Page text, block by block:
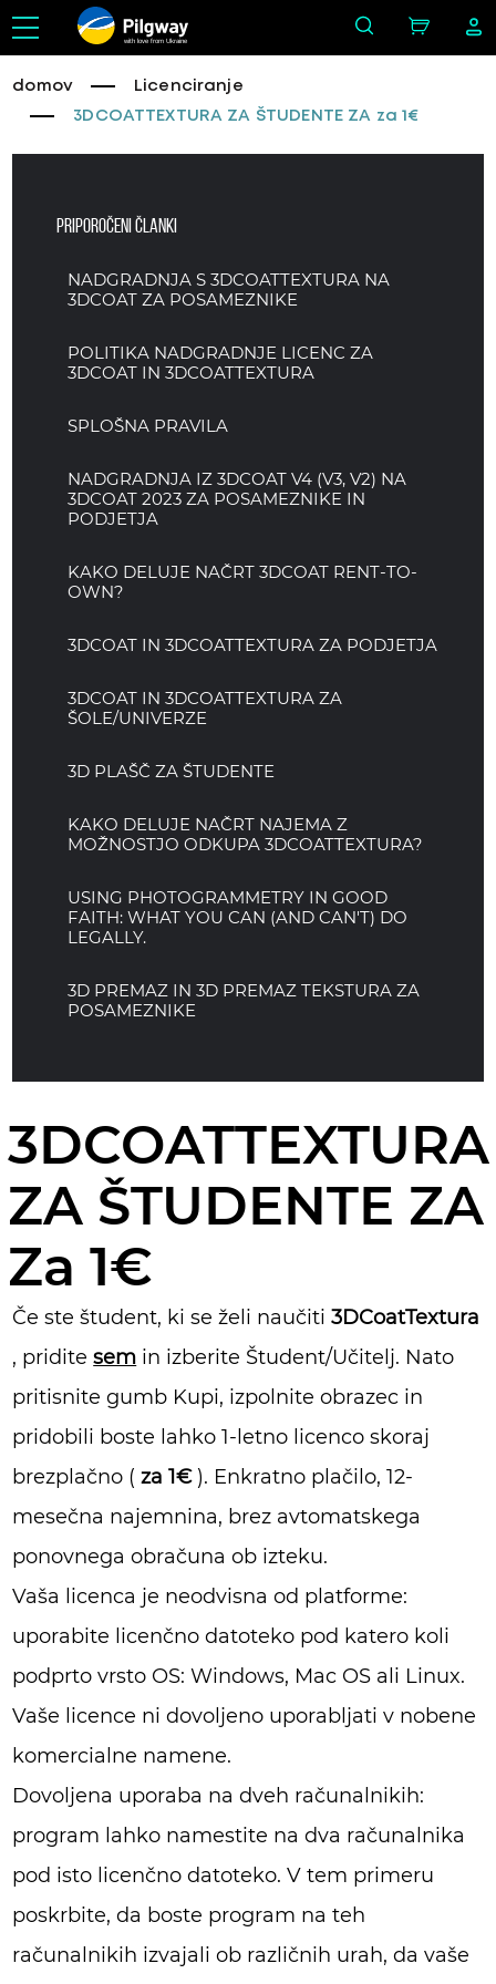
with love from Ukraine
domov
Licenciranje
3DCOATTEXTURA ZA ŠTUDENTE ZA za 1€
Priporočeni članki
NADGRADNJA S 3DCOATTEXTURA NA
3DCOAT ZA POSAMEZNIKE
POLITIKA NADGRADNJE LICENC ZA
3DCOAT IN 3DCOATTEXTURA
SPLOŠNA PRAVILA
NADGRADNJA IZ 3DCOAT V4 (V3, V2) NA
3DCOAT 2023 ZA POSAMEZNIKE IN
PODJETJA
KAKO DELUJE NAČRT 3DCOAT RENT-TO-
OWN?
3DCOAT IN 3DCOATTEXTURA ZA PODJETJA
3DCOAT IN 3DCOATTEXTURA ZA
ŠOLE/UNIVERZE
3D PLAŠČ ZA ŠTUDENTE
KAKO DELUJE NAČRT NAJEMA Z
MOŽNOSTJO ODKUPA 3DCOATTEXTURA?
USING PHOTOGRAMMETRY IN GOOD
FAITH: WHAT YOU CAN (AND CAN'T) DO
LEGALLY.
3D PREMAZ IN 3D PREMAZ TEKSTURA ZA
POSAMEZNIKE
3DCOATTEXTURA
ZA ŠTUDENTE ZA
Za 1€
Če ste študent, ki se želi naučiti3DCoatTextura
, priditesem in izberite Študent/Učitelj. Nato
pritisnite gumb Kupi, izpolnite obrazec in
pridobili boste lahko 1-letno licenco skoraj
brezplačno (za 1€). Enkratno plačilo, 12-
mesečna najemnina, brez avtomatskega
ponovnega obračuna ob izteku.
Vaša licenca je neodvisna od platforme:
uporabite licenčno datoteko pod katero koli
podprto vrsto OS: Windows, Mac OS ali Linux.
Vaše licence ni dovoljeno uporabljati v nobene
komercialne namene.
Dovoljena uporaba na dveh računalnikih:
program lahko namestite na dva računalnika
pod isto licenčno datoteko. V tem primeru
poskrbite, da boste program na teh
računalnikih izvajali ob različnih urah, da vaše